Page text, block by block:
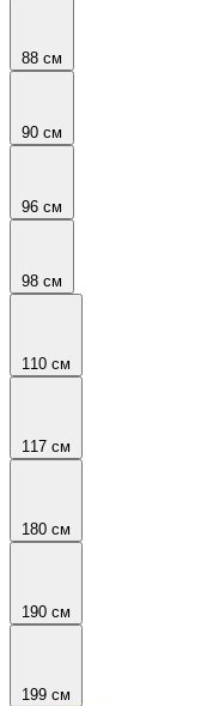
88 см
90 см
96 см
98 см
110 см
117 см
180 см
190 см
199 см